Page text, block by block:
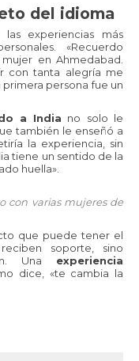
del idioma
experiencias más
«Recuerdo
en Ahmedabad.
con tanta alegría me
persona fue un
a India no solo le
también le enseñó a
la experiencia, sin
tiene un sentido de la
huella».
con varias mujeres de
que puede tener el
soporte, sino
Una experiencia
dice, «te cambia la